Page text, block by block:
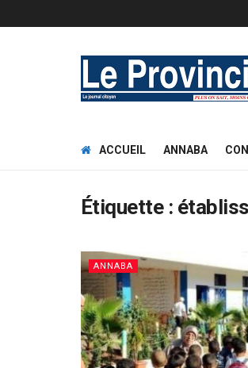
ACCUEIL ANNABA
Étiquette :
ANNABA